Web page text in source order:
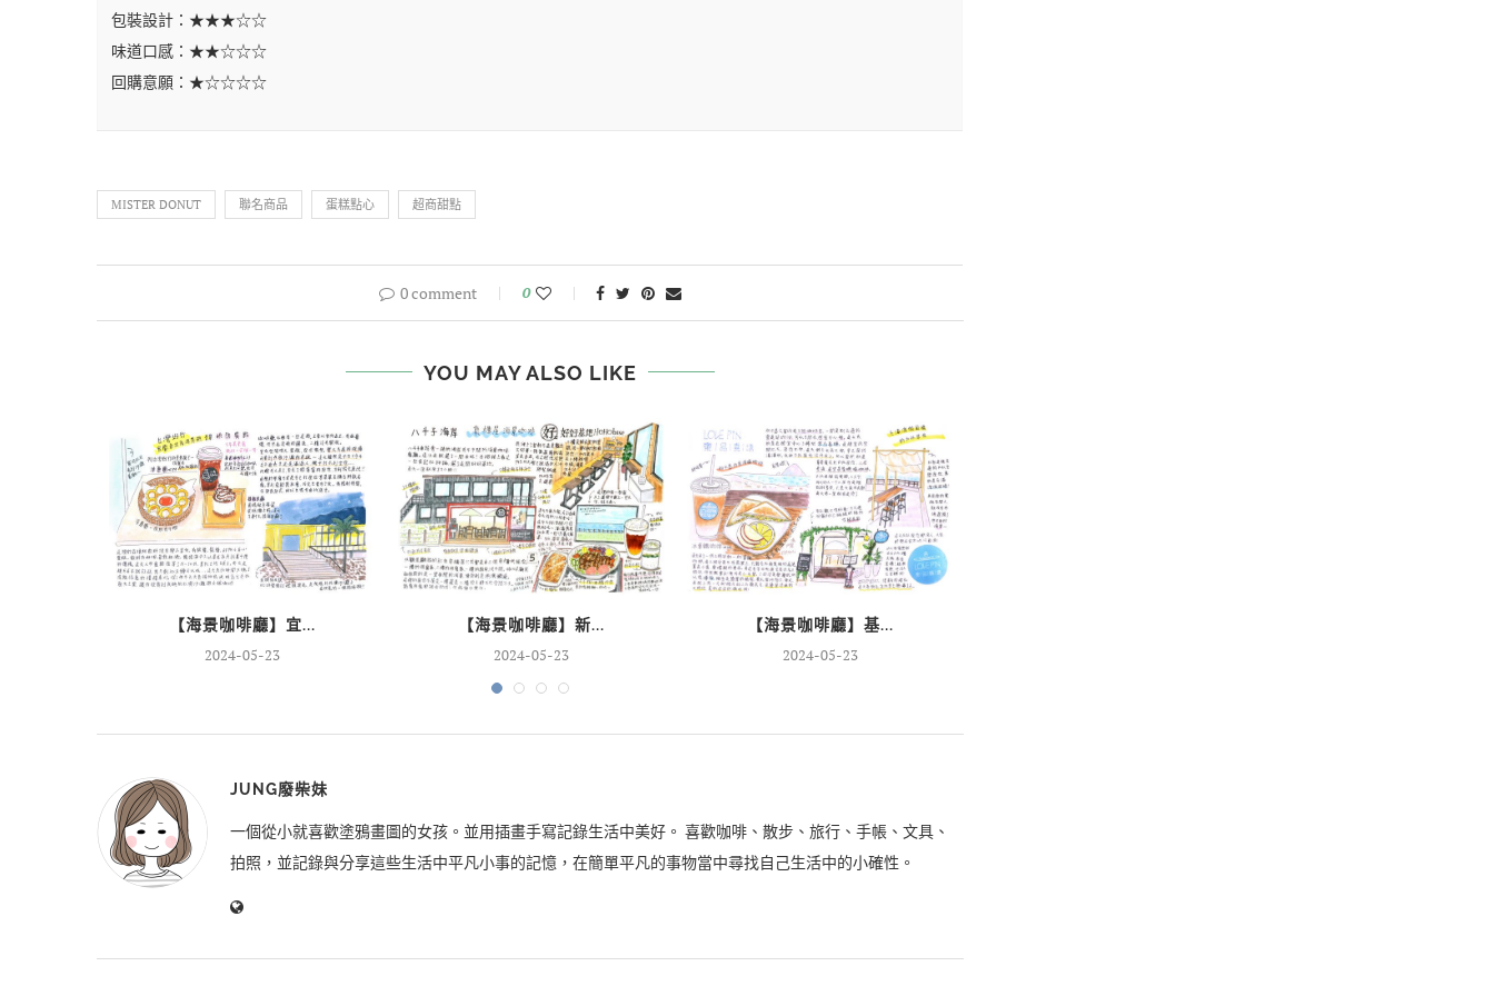
包裝設計：★★★☆☆
味道口感：★★☆☆☆
回購意願：★☆☆☆☆
MISTER DONUT 聯名商品 蛋糕點心 超商甜點
0 comment 0
YOU MAY ALSO LIKE
【海景咖啡廳】宜...
2024-05-23
【海景咖啡廳】新...
2024-05-23
【海景咖啡廳】基...
2024-05-23
JUNG廢柴妹
一個從小就喜歡塗鴉畫圖的女孩。並用插畫手寫記錄生活中美好。 喜歡咖啡、散步、旅行、手帳、文具、
拍照，並記錄與分享這些生活中平凡小事的記憶，在簡單平凡的事物當中尋找自己生活中的小確性。